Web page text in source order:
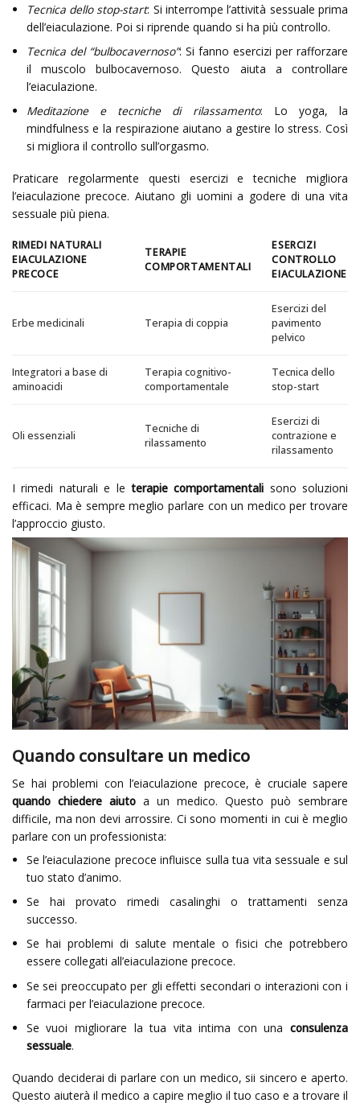
Tecnica dello stop-start: Si interrompe l’attività sessuale prima
dell’eiaculazione. Poi si riprende quando si ha più controllo.
Tecnica del “bulbocavernoso”: Si fanno esercizi per rafforzare
il muscolo bulbocavernoso. Questo aiuta a controllare
l’eiaculazione.
Meditazione e tecniche di rilassamento: Lo yoga, la
mindfulness e la respirazione aiutano a gestire lo stress. Così
si migliora il controllo sull’orgasmo.
Praticare regolarmente questi esercizi e tecniche migliora
l’eiaculazione precoce. Aiutano gli uomini a godere di una vita
sessuale più piena.
RIMEDI NATURALI
EIACULAZIONE
PRECOCE
TERAPIE
COMPORTAMENTALI
ESERCIZI
CONTROLLO
EIACULAZIONE
Erbe medicinali Terapia di coppia
Esercizi del
pavimento
pelvico
Integratori a base di
aminoacidi
Terapia cognitivo-
comportamentale
Tecnica dello
stop-start
Oli essenziali
Tecniche di
rilassamento
Esercizi di
contrazione e
rilassamento
I rimedi naturali e le terapie comportamentali sono soluzioni
efficaci. Ma è sempre meglio parlare con un medico per trovare
l’approccio giusto.
Quando consultare un medico
Se hai problemi con l’eiaculazione precoce, è cruciale sapere
quando chiedere aiuto a un medico. Questo può sembrare
difficile, ma non devi arrossire. Ci sono momenti in cui è meglio
parlare con un professionista:
Se l’eiaculazione precoce influisce sulla tua vita sessuale e sul
tuo stato d’animo.
Se hai provato rimedi casalinghi o trattamenti senza
successo.
Se hai problemi di salute mentale o fisici che potrebbero
essere collegati all’eiaculazione precoce.
Se sei preoccupato per gli effetti secondari o interazioni con i
farmaci per l’eiaculazione precoce.
Se vuoi migliorare la tua vita intima con una consulenza
sessuale.
Quando deciderai di parlare con un medico, sii sincero e aperto.
Questo aiuterà il medico a capire meglio il tuo caso e a trovare il